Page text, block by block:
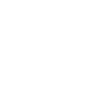
Fosforito
lo jondo, y un
sentimiento eran
larga trayectoria en
sabido lo que es
compañeros del